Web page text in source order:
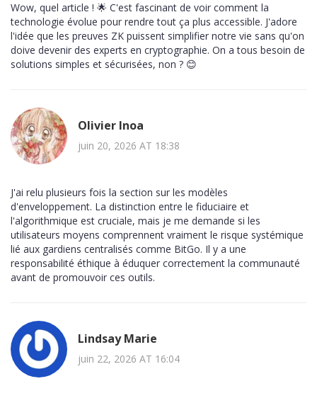
Wow, quel article ! 🌟 C'est fascinant de voir comment la
technologie évolue pour rendre tout ça plus accessible. J'adore
l'idée que les preuves ZK puissent simplifier notre vie sans qu'on
doive devenir des experts en cryptographie. On a tous besoin de
solutions simples et sécurisées, non ? 😊
Olivier Inoa
juin 20, 2026 AT 18:38
J'ai relu plusieurs fois la section sur les modèles
d'enveloppement. La distinction entre le fiduciaire et
l'algorithmique est cruciale, mais je me demande si les
utilisateurs moyens comprennent vraiment le risque systémique
lié aux gardiens centralisés comme BitGo. Il y a une
responsabilité éthique à éduquer correctement la communauté
avant de promouvoir ces outils.
Lindsay Marie
juin 22, 2026 AT 16:04